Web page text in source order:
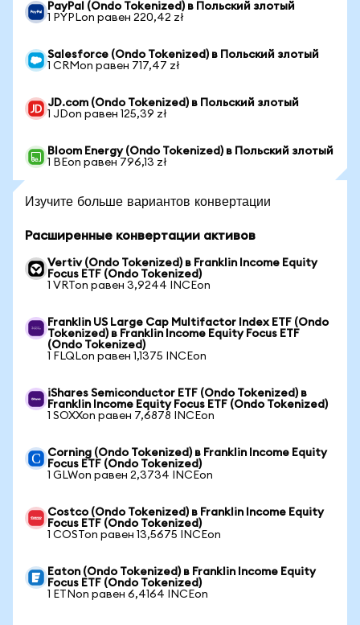
PayPal (Ondo Tokenized) в Польский злотый
1 PYPLon равен 220,42 zł
Salesforce (Ondo Tokenized) в Польский злотый
1 CRMon равен 717,47 zł
JD.com (Ondo Tokenized) в Польский злотый
1 JDon равен 125,39 zł
Bloom Energy (Ondo Tokenized) в Польский злотый
1 BEon равен 796,13 zł
Изучите больше вариантов конвертации
Расширенные конвертации активов
Vertiv (Ondo Tokenized) в Franklin Income Equity
Focus ETF (Ondo Tokenized)
1 VRTon равен 3,9244 INCEon
Franklin US Large Cap Multifactor Index ETF (Ondo
Tokenized) в Franklin Income Equity Focus ETF
(Ondo Tokenized)
1 FLQLon равен 1,1375 INCEon
iShares Semiconductor ETF (Ondo Tokenized) в
Franklin Income Equity Focus ETF (Ondo Tokenized)
1 SOXXon равен 7,6878 INCEon
Corning (Ondo Tokenized) в Franklin Income Equity
Focus ETF (Ondo Tokenized)
1 GLWon равен 2,3734 INCEon
Costco (Ondo Tokenized) в Franklin Income Equity
Focus ETF (Ondo Tokenized)
1 COSTon равен 13,5675 INCEon
Eaton (Ondo Tokenized) в Franklin Income Equity
Focus ETF (Ondo Tokenized)
1 ETNon равен 6,4164 INCEon